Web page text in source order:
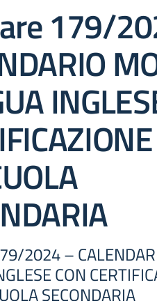
179/
2024 –
CON
SECONDARIA